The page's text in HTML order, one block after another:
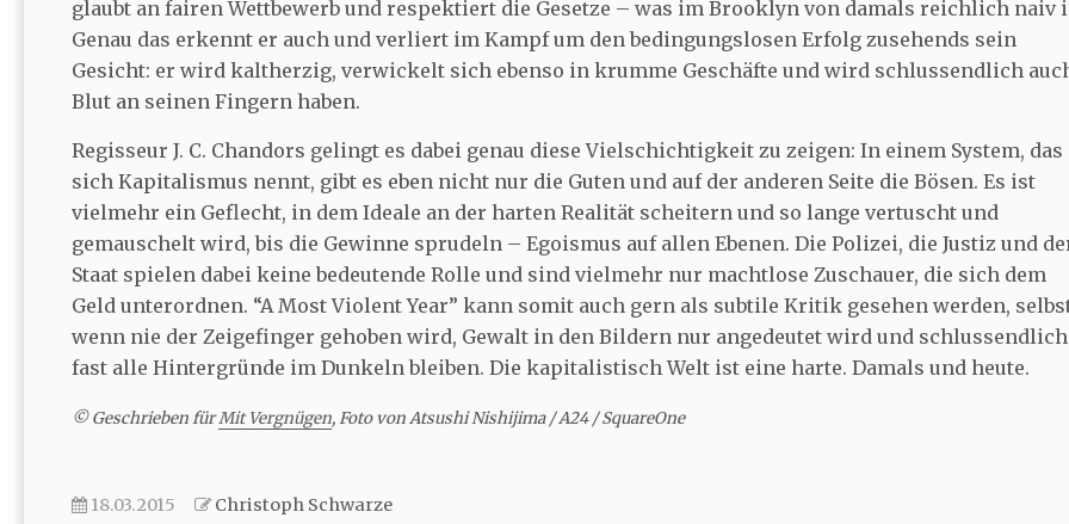
glaubt an fairen Wettbewerb und respektiert die Gesetze – was im Brooklyn von damals reichlich naiv
Genau das erkennt er auch und verliert im Kampf um den bedingungslosen Erfolg zusehends sein
Gesicht: er wird kaltherzig, verwickelt sich ebenso in krumme Geschäfte und wird schlussendlich
Blut an seinen Fingern haben.
Regisseur J. C. Chandors gelingt es dabei genau diese Vielschichtigkeit zu zeigen: In einem System, das
sich Kapitalismus nennt, gibt es eben nicht nur die Guten und auf der anderen Seite die Bösen. Es ist
vielmehr ein Geflecht, in dem Ideale an der harten Realität scheitern und so lange vertuscht und
gemauschelt wird, bis die Gewinne sprudeln – Egoismus auf allen Ebenen. Die Polizei, die Justiz und
Staat spielen dabei keine bedeutende Rolle und sind vielmehr nur machtlose Zuschauer, die sich dem
Geld unterordnen. “A Most Violent Year” kann somit auch gern als subtile Kritik gesehen werden,
wenn nie der Zeigefinger gehoben wird, Gewalt in den Bildern nur angedeutet wird und schlussendlich
fast alle Hintergründe im Dunkeln bleiben. Die kapitalistisch Welt ist eine harte. Damals und heute.
© Geschrieben fürMit Vergnügen, Foto von Atsushi Nishijima / A24 / SquareOne
18.03.2015 Christoph Schwarze